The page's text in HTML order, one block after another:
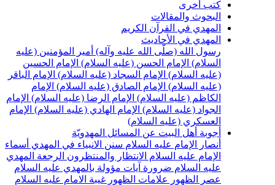
والمقالات
في القرآن الكريم
في الأحاديث
الله (صلّى الله عليه وآله) أمير المؤمنين (عليه
الإمام الحسن (عليه السلام) الإمام الحسين
الإمام السجاد (عليه السلام) الإمام الباقر
الإمام الصادق (عليه السلام) الإمام
(عليه السلام) الإمام الرضا (عليه السلام) الإمام
(عليه السلام) الإمام الهادي (عليه السلام) الإمام
(عليه السلام)
أهل البيت عن المسائل المهدويّة
الإمام عليه السلامسنن الانبياء في المهديأسماء
عليه السلامالانتظار والمنتظرونالرجعةالمهدي
السلام ضرورة آيات مؤولة بالمهدي عليه السلام
علامات الظهورغيبة الامام عليه السلام